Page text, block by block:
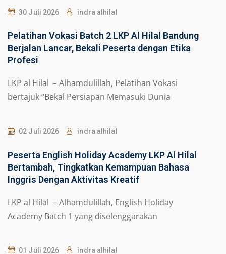
30 Juli 2026 indra alhilal
Pelatihan Vokasi Batch 2 LKP Al Hilal Bandung
Berjalan Lancar, Bekali Peserta dengan Etika
Profesi
LKP al Hilal – Alhamdulillah, Pelatihan Vokasi
bertajuk “Bekal Persiapan Memasuki Dunia
02 Juli 2026 indra alhilal
Peserta English Holiday Academy LKP Al Hilal
Bertambah, Tingkatkan Kemampuan Bahasa
Inggris Dengan Aktivitas Kreatif
LKP al Hilal – Alhamdulillah, English Holiday
Academy Batch 1 yang diselenggarakan
01 Juli 2026 indra alhilal